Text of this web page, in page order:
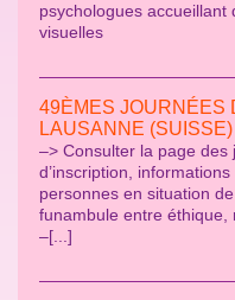
psychologues
visuelles
49ÈMES JOURNÉES
LAUSANNE (SUISSE)
–> Consulter la page
d’inscription,
personnes en situation
funambule entre éthique,
–[...]